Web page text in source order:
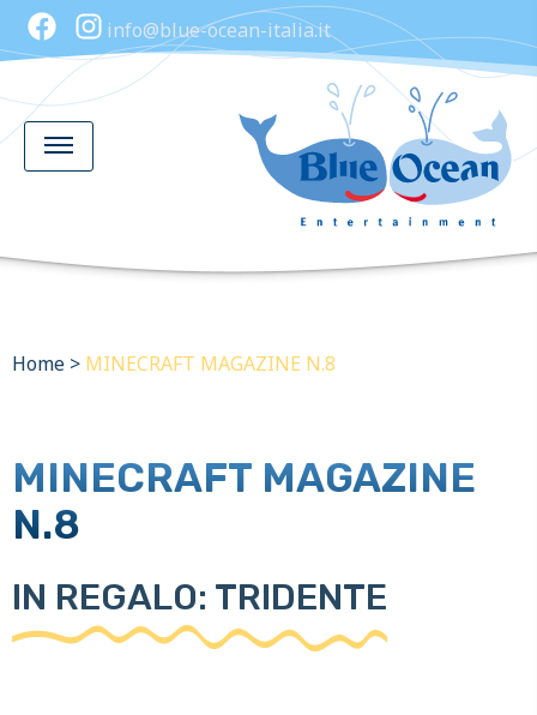
info@blue-ocean-italia.it
Home > MINECRAFT MAGAZINE N.8
MINECRAFT MAGAZINE
N.8
IN REGALO: TRIDENTE